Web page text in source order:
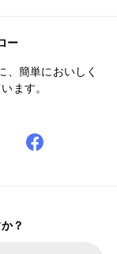
ー
、簡単においしく
ます。
？